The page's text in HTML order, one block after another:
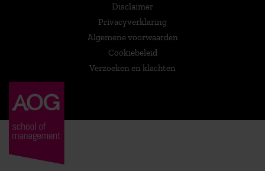
Disclaimer
Privacyverklaring
Algemene voorwaarden
Cookiebeleid
Verzoeken en klachten